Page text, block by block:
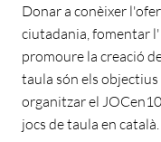
Donar a conèixer
ciutadania, fomentar
promoure la creació
taula són els
organitzar el
jocs de taula en català.